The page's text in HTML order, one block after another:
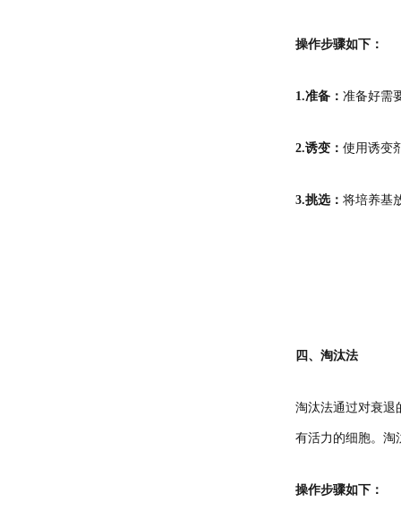
操作步骤如下：
1.准备： 准备好需
2.诱变： 使用诱变
3.挑选： 将培养基
四、淘汰法
淘汰法通过对衰退
有活力的细胞。淘
操作步骤如下：